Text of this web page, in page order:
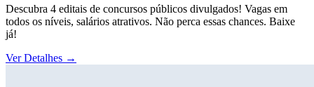
Descubra 4 editais de concursos públicos divulgados! Vagas em
todos os níveis, salários atrativos. Não perca essas chances. Baixe
já!
Ver Detalhes →